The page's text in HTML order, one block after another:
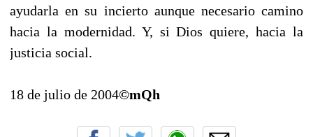
ayudarla en su incierto aunque necesario camino
hacia la modernidad. Y, si Dios quiere, hacia la
justicia social.
18 de julio de 2004©mQh